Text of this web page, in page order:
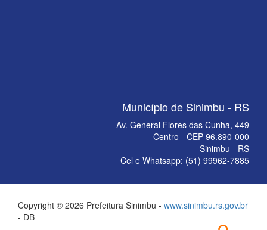
Município de Sinimbu - RS
Av. General Flores das Cunha, 449
Centro - CEP 96.890-000
Sinimbu - RS
Cel e Whatsapp: (51) 99962-7885
Copyright © 2026 Prefeitura Sinimbu - www.sinimbu.rs.gov.br
- DB